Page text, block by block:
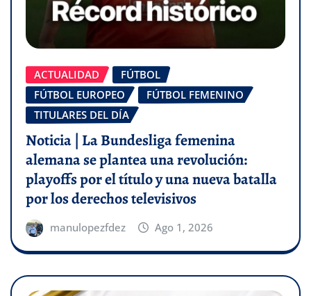
ACTUALIDAD
FÚTBOL
FÚTBOL EUROPEO
FÚTBOL FEMENINO
TITULARES DEL DÍA
Noticia | La Bundesliga femenina
alemana se plantea una revolución:
playoffs por el título y una nueva batalla
por los derechos televisivos
manulopezfdez Ago 1, 2026